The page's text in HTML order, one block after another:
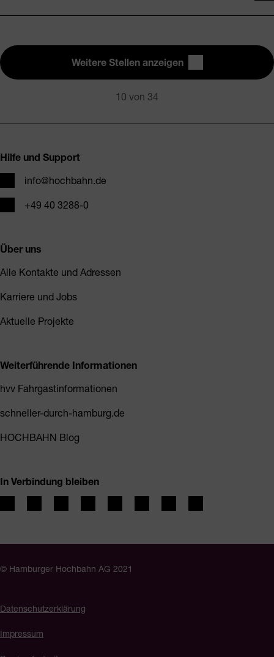
Weitere Stellen anzeigen
10 von 34
Hilfe und Support
E-Mailinfo@hochbahn.de
Telefon+49 40 3288-0
Über uns
Alle Kontakte und Adressen
Karriere und Jobs
Aktuelle Projekte
Weiterführende Informationen
hvv Fahrgastinformationen
schneller-durch-hamburg.de
HOCHBAHN Blog
In Verbindung bleiben
© Hamburger Hochbahn AG 2021
Datenschutzerklärung
Impressum